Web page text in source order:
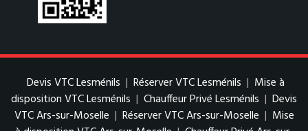
Devis VTC Lesménils | Réserver VTC Lesménils | Mise à
disposition VTC Lesménils | Chauffeur Privé Lesménils | Devis
VTC Ars-sur-Moselle | Réserver VTC Ars-sur-Moselle | Mise